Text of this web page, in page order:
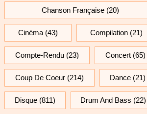
Chanson Française (20)
Cinéma (43) Compilation (21)
Compte-Rendu (23) Concert (65)
Coup De Coeur(214) Dance (21)
Disque(811) Drum And Bass (22)